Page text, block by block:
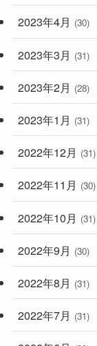
2023年4月 (30)
2023年3月 (31)
2023年2月 (28)
2023年1月 (31)
2022年12月 (31)
2022年11月 (30)
2022年10月 (31)
2022年9月 (30)
2022年8月 (31)
2022年7月 (31)